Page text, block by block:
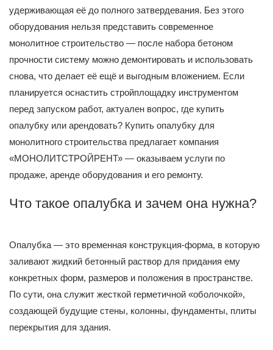
удерживающая её до полного затвердевания. Без этого
оборудования нельзя представить современное
монолитное строительство — после набора бетоном
прочности систему можно демонтировать и использовать
снова, что делает её ещё и выгодным вложением. Если
планируется оснастить стройплощадку инструментом
перед запуском работ, актуален вопрос, где купить
опалубку или арендовать? Купить опалубку для
монолитного строительства предлагает компания
«МОНОЛИТСТРОЙРЕНТ» — оказываем услуги по
продаже, аренде оборудования и его ремонту.
Что такое опалубка и зачем она нужна?
Опалубка — это временная конструкция-форма, в которую
заливают жидкий бетонный раствор для придания ему
конкретных форм, размеров и положения в пространстве.
По сути, она служит жесткой герметичной «оболочкой»,
создающей будущие стены, колонны, фундаменты, плиты
перекрытия для здания.